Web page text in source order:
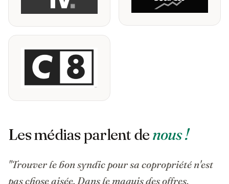
Les médias parlent denous !
"Trouver le bon syndic pour sa copropriété n'est
pas chose aisée. Dans le maquis des offres,